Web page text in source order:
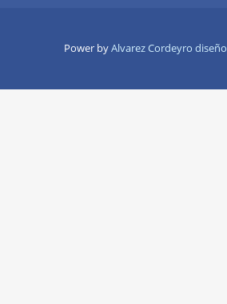
Power byAlvarez Cordeyro diseño